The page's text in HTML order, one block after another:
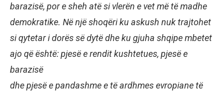
barazisë, por e sheh atë si vlerën e vet më të madhe
demokratike. Në një shoqëri ku askush nuk trajtohet
si qytetar i dorës së dytë dhe ku gjuha shqipe mbetet
ajo që është: pjesë e rendit kushtetues, pjesë e
barazisë
dhe pjesë e pandashme e të ardhmes evropiane të